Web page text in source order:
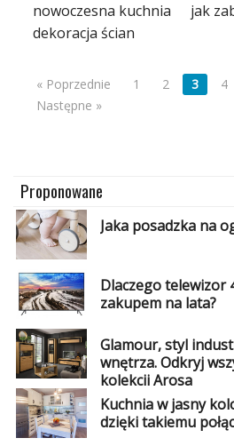
Najlepsze
Dodaj
Dodaj
artykuł
Dodaj
galerię
nowoczesna kuchnia
jak
dekoracja ścian
« Poprzednie 1 2 3 4
Następne »
Proponowane
Jaka posadzka na
Dlaczego telewizor
zakupem na lata?
Glamour, styl
wnętrza. Odkryj
kolekcji Arosa
Kuchnia w jasny
dzięki takiemu